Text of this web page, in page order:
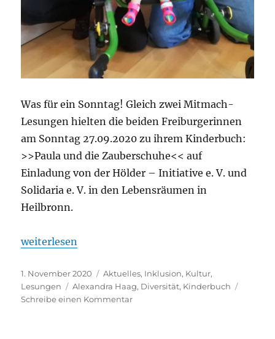
Was für ein Sonntag! Gleich zwei Mitmach-
Lesungen hielten die beiden Freiburgerinnen
am Sonntag 27.09.2020 zu ihrem Kinderbuch:
>>Paula und die Zauberschuhe<< auf
Einladung von der Hölder – Initiative e. V. und
Solidaria e. V. in den Lebensräumen in
Heilbronn.
„Paula und die Zauberschuhe – Eine tolle
weiterlesen
Veröffentlicht
am
1. November 2020 Kategorien
Aktuelles, Inklusion, Kultur,
Lesungen
Schlagwörter
Alexandra Haag, Diversität, Kinderbuch
Schreibe einen Kommentarzu